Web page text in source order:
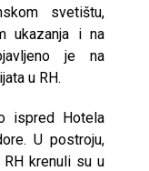
svetištu,
ukazanja i na
je na
u RH.
ispred Hotela
U postroju,
RH krenuli su u